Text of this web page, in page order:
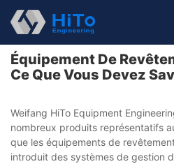
Équipement De
Ce Que Vous Devez
Weifang HiTo Equipment
nombreux produits représentatifs
que les équipements de
introduit des systèmes de gestion